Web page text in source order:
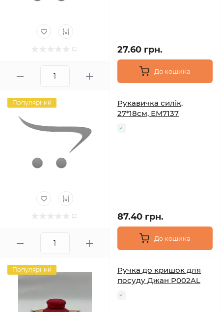
27.60 грн.
До кошика
Популярний
Рукавичка силік,
27*18см, ЕМ7137
87.40 грн.
До кошика
Популярний
Ручка до кришок для
посуду Джан Р002AL